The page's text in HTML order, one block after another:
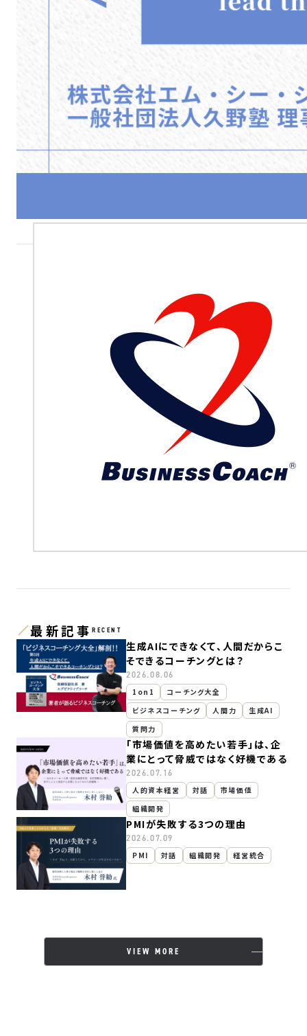
RECENT
最新記事
生成AIにできなくて、人間だからこ
そできるコーチングとは？
2026.08.06
1on1
コーチング大全
ビジネスコーチング
人間力
生成AI
質問力
「市場価値を高めたい若手」は、企
業にとって脅威ではなく好機である
2026.07.16
人的資本経営
対話
市場価値
組織開発
PMIが失敗する3つの理由
2026.07.09
PMI
対話 組織開発 経営統合
VIEW MORE